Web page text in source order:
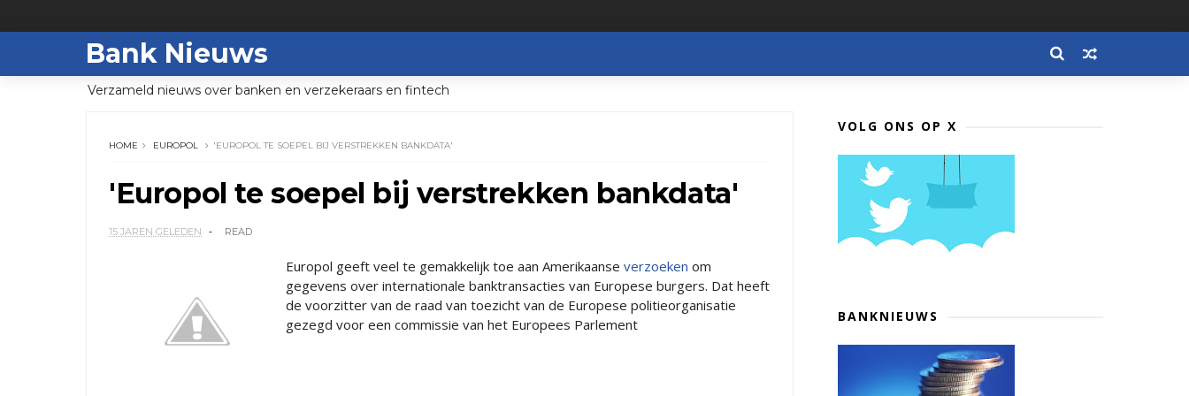
Bank Nieuws
Verzameld nieuws over banken en verzekeraars en fintech
HOME EUROPOL 'EUROPOL TE SOEPEL BIJ VERSTREKKEN BANKDATA'
'Europol te soepel bij verstrekken bankdata'
15 JAREN GELEDEN READ
Europol geeft veel te gemakkelijk toe aan Amerikaanse verzoeken om
gegevens over internationale banktransacties van Europese burgers. Dat heeft
de voorzitter van de raad van toezicht van de Europese politieorganisatie
gezegd voor een commissie van het Europees Parlement
VOLG ONS OP X
BANKNIEUWS